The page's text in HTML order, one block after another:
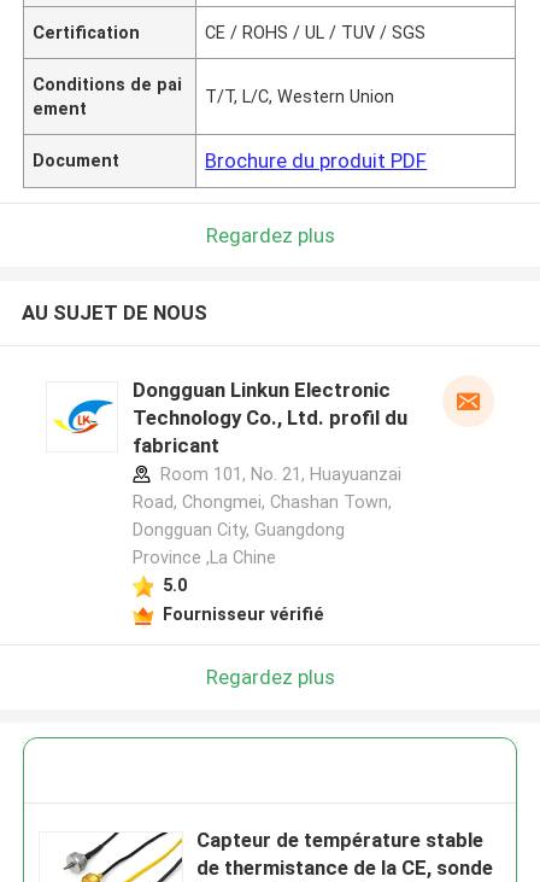
Certification CE / ROHS / UL / TUV / SGS
Conditions de pai
ement
T/T, L/C, Western Union
Document Brochure du produit PDF
Regardez plus
AU SUJET DE NOUS
Dongguan Linkun Electronic
Technology Co., Ltd. profil du
fabricant
Room 101, No. 21, Huayuanzai
Road, Chongmei, Chashan Town,
Dongguan City, Guangdong
Province ,La Chine
5.0
Fournisseur vérifié
Regardez plus
Capteur de température stable
de thermistance de la CE, sonde